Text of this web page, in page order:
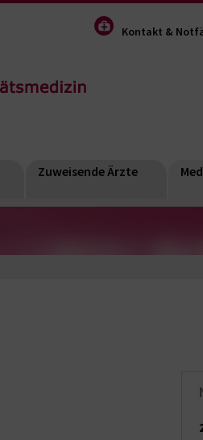
Kontakt &
Zuweisende Ärzte